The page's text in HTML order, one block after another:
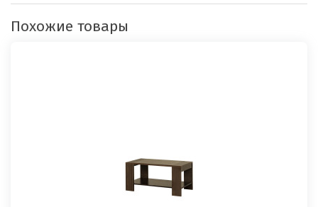
Похожие товары